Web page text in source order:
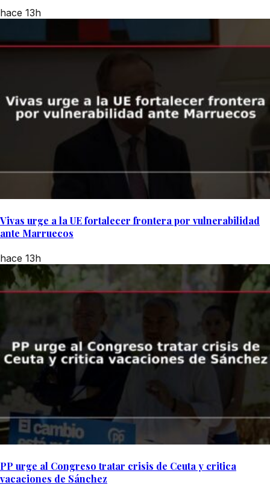
hace 13h
Vivas urge a la UE fortalecer frontera por vulnerabilidad
ante Marruecos
hace 13h
PP urge al Congreso tratar crisis de Ceuta y critica
vacaciones de Sánchez